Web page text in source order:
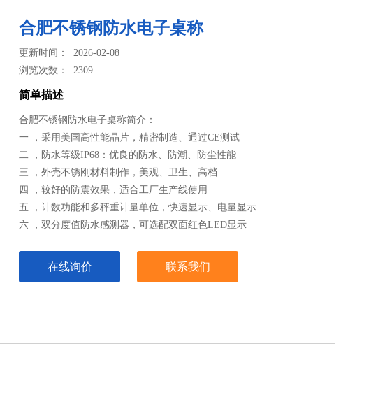
合肥不锈钢防水电子桌称
更新时间： 2026-02-08
浏览次数：2309
简单描述
合肥不锈钢防水电子桌称简介：
一 ，采用美国高性能晶片，精密制造、通过CE测试
二 ，防水等级IP68：优良的防水、防潮、防尘性能
三 ，外壳不锈刚材料制作，美观、卫生、高档
四 ，较好的防震效果，适合工厂生产线使用
五 ，计数功能和多秤重计量单位，快速显示、电量显示
六 ，双分度值防水感测器，可选配双面红色LED显示
在线询价 联系我们